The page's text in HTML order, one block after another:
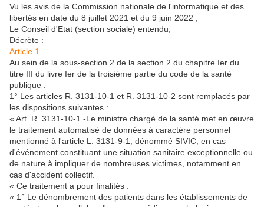
Vu les avis de la Commission nationale de l'informatique et des
libertés en date du 8 juillet 2021 et du 9 juin 2022 ;
Le Conseil d'Etat (section sociale) entendu,
Décrète :
Article 1
Au sein de la sous-section 2 de la section 2 du chapitre Ier du
titre III du livre Ier de la troisième partie du code de la santé
publique :
1° Les articles R. 3131-10-1 et R. 3131-10-2 sont remplacés par
les dispositions suivantes :
« Art. R. 3131-10-1.-Le ministre chargé de la santé met en œuvre
le traitement automatisé de données à caractère personnel
mentionné à l'article L. 3131-9-1, dénommé SIVIC, en cas
d'événement constituant une situation sanitaire exceptionnelle ou
de nature à impliquer de nombreuses victimes, notamment en
cas d'accident collectif.
« Ce traitement a pour finalités :
« 1° Le dénombrement des patients dans les établissements de